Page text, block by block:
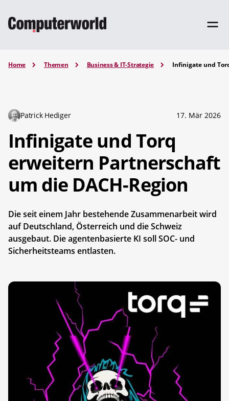
Home Themen Business & IT-Strategie Infinigate und
Patrick Hediger 17. Mär 2026
Infinigate und Torq
erweitern Partnerschaft
um die DACH-Region
Die seit einem Jahr bestehende Zusammenarbeit wird
auf Deutschland, Österreich und die Schweiz
ausgebaut. Die agentenbasierte KI soll SOC- und
Sicherheitsteams entlasten.